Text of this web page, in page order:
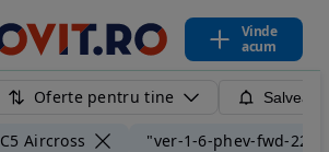
Vinde
acum
Oferte pentru tine
C5 Aircross "ver-1-6-phev-fwd-